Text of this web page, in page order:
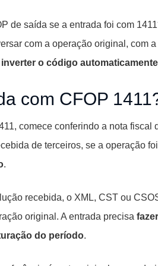
de saída se a entrada foi com
com a operação original, com
inverter o código automaticamente
com CFOP
comece conferindo a nota fiscal
de terceiros, se a operação
.
recebida, o XML, CST ou
original. A entrada precisa
do período.